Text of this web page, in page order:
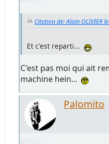
Citation de: Alain OLIVIER
Et c'est reparti...
C'est pas moi qui ait
machine hein...
Palomito